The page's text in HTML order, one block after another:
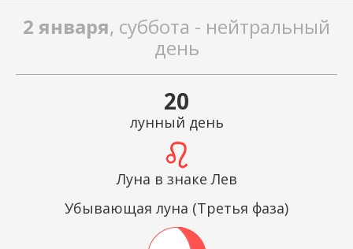
2 января, суббота - нейтральный
день
20
лунный день
Луна в знаке Лев
Убывающая луна (Третья фаза)